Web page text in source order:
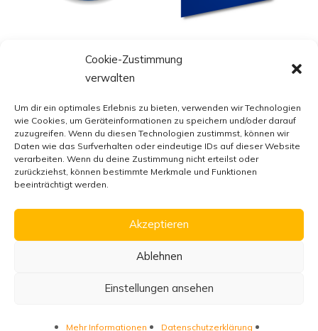
Cookie-Zustimmung
verwalten
Um dir ein optimales Erlebnis zu bieten, verwenden wir Technologien
wie Cookies, um Geräteinformationen zu speichern und/oder darauf
zuzugreifen. Wenn du diesen Technologien zustimmst, können wir
Daten wie das Surfverhalten oder eindeutige IDs auf dieser Website
verarbeiten. Wenn du deine Zustimmung nicht erteilst oder
zurückziehst, können bestimmte Merkmale und Funktionen
beeinträchtigt werden.
Akzeptieren
Ablehnen
Einstellungen ansehen
Mehr Informationen Datenschutzerklärung